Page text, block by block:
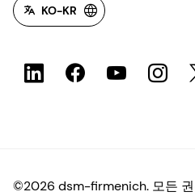
KO-KR
©2026 dsm-firmenich. 모든 권